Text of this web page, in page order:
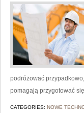
podróżować
pomagają przygotować
CATEGORIES: NOWE